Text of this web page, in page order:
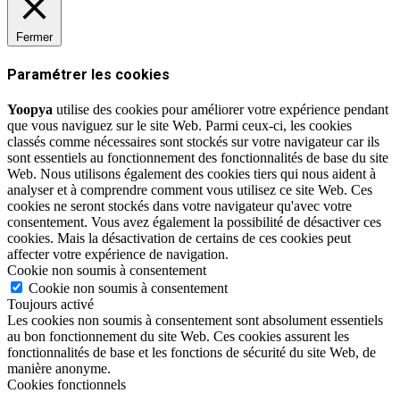
Fermer
Paramétrer les cookies
Yoopya utilise des cookies pour améliorer votre expérience pendant
que vous naviguez sur le site Web. Parmi ceux-ci, les cookies
classés comme nécessaires sont stockés sur votre navigateur car ils
sont essentiels au fonctionnement des fonctionnalités de base du site
Web. Nous utilisons également des cookies tiers qui nous aident à
analyser et à comprendre comment vous utilisez ce site Web. Ces
cookies ne seront stockés dans votre navigateur qu'avec votre
consentement. Vous avez également la possibilité de désactiver ces
cookies. Mais la désactivation de certains de ces cookies peut
affecter votre expérience de navigation.
Cookie non soumis à consentement
Cookie non soumis à consentement
Toujours activé
Les cookies non soumis à consentement sont absolument essentiels
au bon fonctionnement du site Web. Ces cookies assurent les
fonctionnalités de base et les fonctions de sécurité du site Web, de
manière anonyme.
Cookies fonctionnels